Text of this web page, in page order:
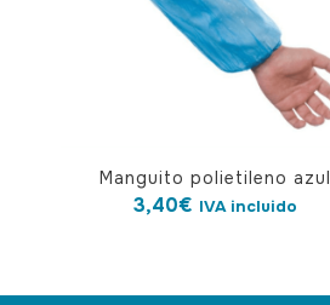
Manguito polietileno azul
3,40€ IVA incluido